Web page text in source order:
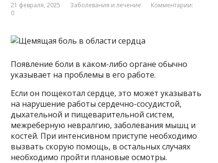
21 февраля, 2025 Заболевания и лечение
Комментарии:
0
Появление боли в каком-либо органе обычно
указывает на проблемы в его работе.
Если он пощекотал сердце, это может указывать
на нарушение работы сердечно-сосудистой,
дыхательной и пищеварительной систем,
межреберную невралгию, заболевания мышц и
костей. При интенсивном приступе необходимо
вызвать скорую помощь, в остальных случаях
необходимо пройти плановые осмотры.